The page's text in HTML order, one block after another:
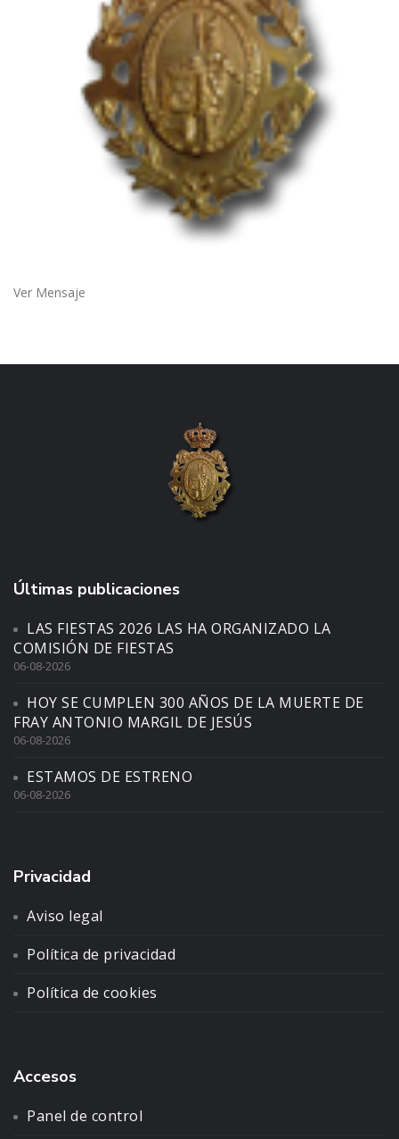
Ver Mensaje
Últimas publicaciones
LAS FIESTAS 2026 LAS HA ORGANIZADO LA
COMISIÓN DE FIESTAS
06-08-2026
HOY SE CUMPLEN 300 AÑOS DE LA MUERTE DE
FRAY ANTONIO MARGIL DE JESÚS
06-08-2026
ESTAMOS DE ESTRENO
06-08-2026
Privacidad
Aviso legal
Política de privacidad
Política de cookies
Accesos
Panel de control